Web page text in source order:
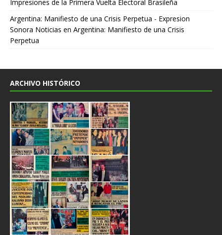
Impresiones de la Primera Vuelta Electoral Brasileña
Argentina: Manifiesto de una Crisis Perpetua - Expresion
Sonora Noticias en Argentina: Manifiesto de una Crisis
Perpetua
ARCHIVO HISTÓRICO